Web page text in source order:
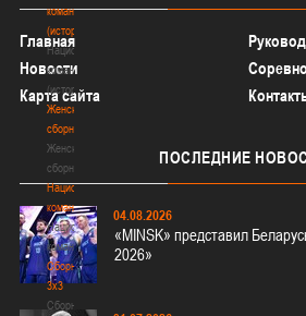
команда
(история)
Национальная
команда
(история)
Женские
сборные
Женские
сборные
Национальная
команда
Национальная
команда
Сборные
3х3
Сборные
Главная
Новости
Карта сайта
ПОСЛЕДНИЕ
04.08.2026
«MINSK» представил
2026»